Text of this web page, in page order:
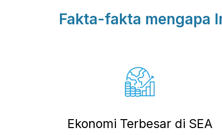
Fakta-fakta mengapa
Ekonomi Terbesar di SEA